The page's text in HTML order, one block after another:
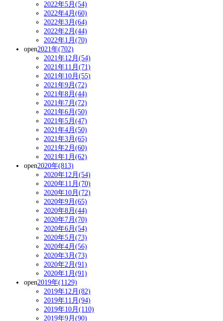
2022年5月(54)
2022年4月(60)
2022年3月(64)
2022年2月(44)
2022年1月(70)
open2021年(702)
2021年12月(54)
2021年11月(71)
2021年10月(55)
2021年9月(72)
2021年8月(44)
2021年7月(72)
2021年6月(50)
2021年5月(47)
2021年4月(50)
2021年3月(65)
2021年2月(60)
2021年1月(62)
open2020年(813)
2020年12月(54)
2020年11月(70)
2020年10月(72)
2020年9月(65)
2020年8月(44)
2020年7月(70)
2020年6月(54)
2020年5月(73)
2020年4月(56)
2020年3月(73)
2020年2月(91)
2020年1月(91)
open2019年(1129)
2019年12月(82)
2019年11月(94)
2019年10月(110)
2019年9月(90)